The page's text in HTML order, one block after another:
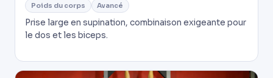
Poids du corps Avancé
Prise large en supination, combinaison exigeante pour
le dos et les biceps.